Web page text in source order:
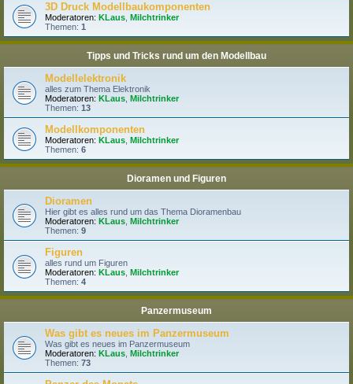
3D Druck Modellbaukomponenten
Moderatoren: KLaus Milchtrinker
Themen: 1
Tipps und Tricks rund um den Modellbau
Modellelektronik
alles zum Thema Elektronik
Moderatoren: KLaus Milchtrinker
Themen: 13
Modellkomponenten
Moderatoren: KLaus Milchtrinker
Themen: 6
Dioramen und Figuren
Dioramen
Hier gibt es alles rund um das Thema Dioramenbau
Moderatoren: KLaus Milchtrinker
Themen: 9
Figuren
alles rund um Figuren
Moderatoren: KLaus Milchtrinker
Themen: 4
Panzermuseum
Was gibt es neues im Panzermuseum
Was gibt es neues im Panzermuseum
Moderatoren: KLaus Milchtrinker
Themen: 73